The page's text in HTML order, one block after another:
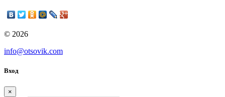
© 2026
info@otsovik.com
Вход
×